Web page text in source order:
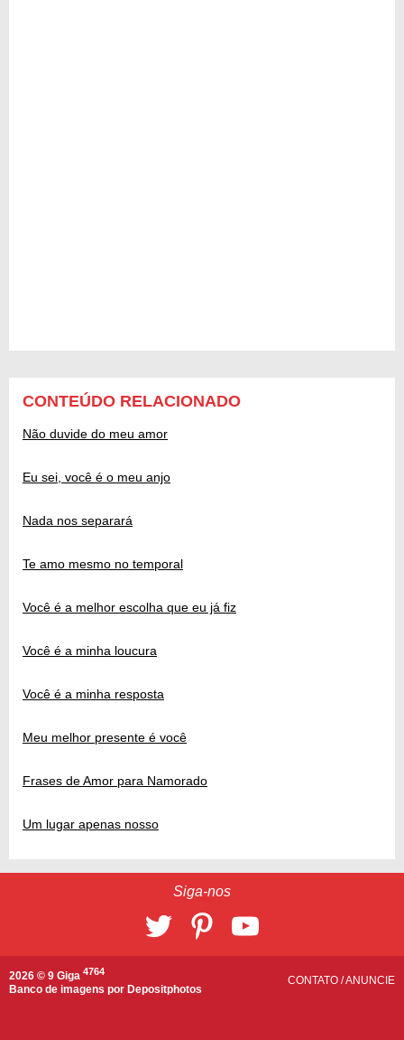
CONTEÚDO RELACIONADO
Não duvide do meu amor
Eu sei, você é o meu anjo
Nada nos separará
Te amo mesmo no temporal
Você é a melhor escolha que eu já fiz
Você é a minha loucura
Você é a minha resposta
Meu melhor presente é você
Frases de Amor para Namorado
Um lugar apenas nosso
Siga-nos
2026 © 9 Giga 4764
Banco de imagens por Depositphotos
CONTATO /ANUNCIE